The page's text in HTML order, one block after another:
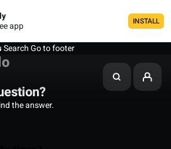
app
INSTALL
SearchGo to footer
the answer.